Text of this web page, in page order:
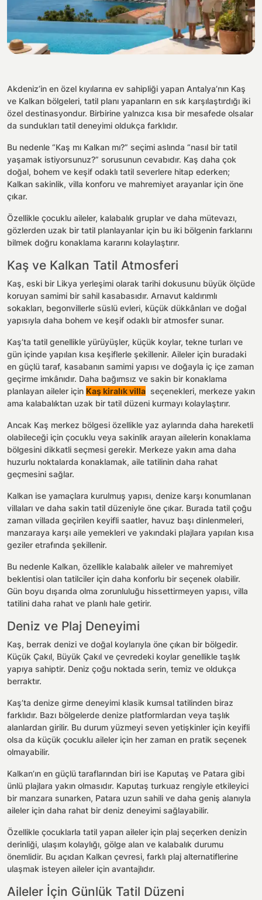
Kapalı Havuzlu Villa Seçenekleri
Evcil Hayvan İzinli Villa Seçenekleri
Geniş Aileye Uygun Villa Seçenekleri
Arkadaş Grubu Kabul Eden Villa Seçenekleri
Kayaköy Kiralık Villa
Antalya Merkez Kiralık Villa
Yorumlar
Nasıl Kiralarım
Kiralama Sözleşmesi
Hakkımızda
Belgelerimiz
Ofisimiz
Fethiye Jeep Safari
Fethiye Atv Safari
Fethiye At Turu
Fethiye Tüplü Dalış
Fethiye Tekne Turları
Fethiye Şehir Turu
2026 Erken Rezervasyon
Akdeniz’in en özel kıyılarına ev sahipliği yapan Antalya’nın Kaş
ve Kalkan bölgeleri, tatil planı yapanların en sık karşılaştırdığı iki
özel destinasyondur. Birbirine yalnızca kısa bir mesafede olsalar
da sundukları tatil deneyimi oldukça farklıdır.
Bu nedenle “Kaş mı Kalkan mı?” seçimi aslında “nasıl bir tatil
yaşamak istiyorsunuz?” sorusunun cevabıdır. Kaş daha çok
doğal, bohem ve keşif odaklı tatil severlere hitap ederken;
Kalkan sakinlik, villa konforu ve mahremiyet arayanlar için öne
çıkar.
Özellikle çocuklu aileler, kalabalık gruplar ve daha mütevazı,
gözlerden uzak bir tatil planlayanlar için bu iki bölgenin farklarını
bilmek doğru konaklama kararını kolaylaştırır.
Kaş ve Kalkan Tatil Atmosferi
Kaş, eski bir Likya yerleşimi olarak tarihi dokusunu büyük ölçüde
koruyan samimi bir sahil kasabasıdır. Arnavut kaldırımlı
sokakları, begonvillerle süslü evleri, küçük dükkânları ve doğal
yapısıyla daha bohem ve keşif odaklı bir atmosfer sunar.
Kaş’ta tatil genellikle yürüyüşler, küçük koylar, tekne turları ve
gün içinde yapılan kısa keşiflerle şekillenir. Aileler için buradaki
en güçlü taraf, kasabanın samimi yapısı ve doğayla iç içe zaman
geçirme imkânıdır. Daha bağımsız ve sakin bir konaklama
planlayan aileler için Kaş kiralık villa seçenekleri, merkeze yakın
ama kalabalıktan uzak bir tatil düzeni kurmayı kolaylaştırır.
Ancak Kaş merkez bölgesi özellikle yaz aylarında daha hareketli
olabileceği için çocuklu veya sakinlik arayan ailelerin konaklama
bölgesini dikkatli seçmesi gerekir. Merkeze yakın ama daha
huzurlu noktalarda konaklamak, aile tatilinin daha rahat
geçmesini sağlar.
Kalkan ise yamaçlara kurulmuş yapısı, denize karşı konumlanan
villaları ve daha sakin tatil düzeniyle öne çıkar. Burada tatil çoğu
zaman villada geçirilen keyifli saatler, havuz başı dinlenmeleri,
manzaraya karşı aile yemekleri ve yakındaki plajlara yapılan kısa
geziler etrafında şekillenir.
Bu nedenle Kalkan, özellikle kalabalık aileler ve mahremiyet
beklentisi olan tatilciler için daha konforlu bir seçenek olabilir.
Gün boyu dışarıda olma zorunluluğu hissettirmeyen yapısı, villa
tatilini daha rahat ve planlı hale getirir.
Deniz ve Plaj Deneyimi
Kaş, berrak denizi ve doğal koylarıyla öne çıkan bir bölgedir.
Küçük Çakıl, Büyük Çakıl ve çevredeki koylar genellikle taşlık
yapıya sahiptir. Deniz çoğu noktada serin, temiz ve oldukça
berraktır.
Kaş’ta denize girme deneyimi klasik kumsal tatilinden biraz
farklıdır. Bazı bölgelerde denize platformlardan veya taşlık
alanlardan girilir. Bu durum yüzmeyi seven yetişkinler için keyifli
olsa da küçük çocuklu aileler için her zaman en pratik seçenek
olmayabilir.
Kalkan’ın en güçlü taraflarından biri ise Kaputaş ve Patara gibi
ünlü plajlara yakın olmasıdır. Kaputaş turkuaz rengiyle etkileyici
bir manzara sunarken, Patara uzun sahili ve daha geniş alanıyla
aileler için daha rahat bir deniz deneyimi sağlayabilir.
Özellikle çocuklarla tatil yapan aileler için plaj seçerken denizin
derinliği, ulaşım kolaylığı, gölge alan ve kalabalık durumu
önemlidir. Bu açıdan Kalkan çevresi, farklı plaj alternatiflerine
ulaşmak isteyen aileler için avantajlıdır.
Aileler İçin Günlük Tatil Düzeni